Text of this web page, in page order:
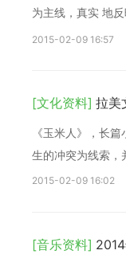
为主线，真实 地
2015-02-09 16:57
[文化资料] 拉美
《玉米人》，长
生的冲突为线索，
2015-02-09 16:02
[音乐资料]